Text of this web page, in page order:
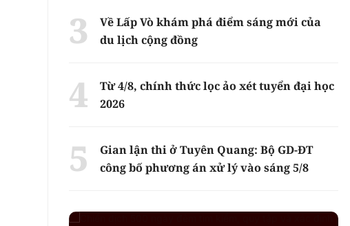
Về Lấp Vò khám phá điểm sáng mới của
du lịch cộng đồng
Từ 4/8, chính thức lọc ảo xét tuyển đại học
2026
Gian lận thi ở Tuyên Quang: Bộ GD-ĐT
công bố phương án xử lý vào sáng 5/8